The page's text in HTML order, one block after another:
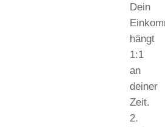
Dein
hängt
1:1
an
deiner
Zeit.